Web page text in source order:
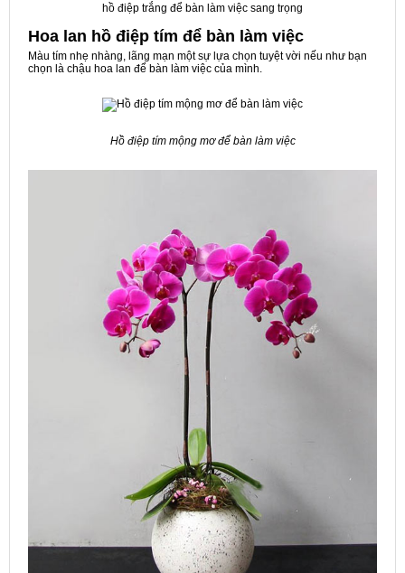
hồ điệp trắng để bàn làm việc sang trọng
Hoa lan hồ điệp tím để bàn làm việc
Màu tím nhẹ nhàng, lãng mạn một sự lựa chọn tuyệt vời nếu như bạn
chọn là chậu hoa lan để bàn làm việc của mình.
Hồ điệp tím mộng mơ để bàn làm việc